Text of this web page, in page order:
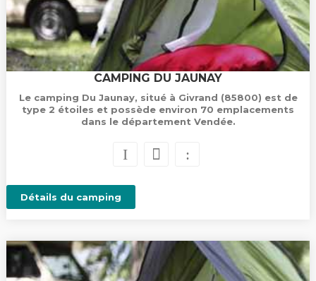
CAMPING DU JAUNAY
Le camping Du Jaunay, situé à Givrand (85800) est de
type 2 étoiles et possède environ 70 emplacements
dans le département Vendée.
Détails du camping